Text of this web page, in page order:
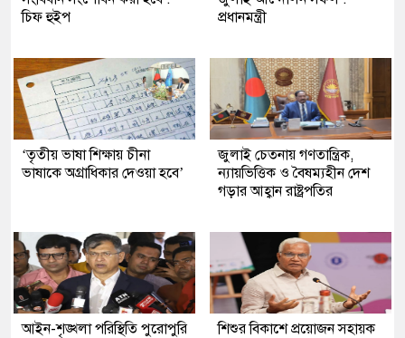
চিফ হুইপ
প্রধানমন্ত্রী
‘তৃতীয় ভাষা শিক্ষায় চীনা
ভাষাকে অগ্রাধিকার দেওয়া হবে’
জুলাই চেতনায় গণতান্ত্রিক,
ন্যায়ভিত্তিক ও বৈষম্যহীন দেশ
গড়ার আহ্বান রাষ্ট্রপতির
আইন-শৃঙ্খলা পরিস্থিতি পুরোপুরি
শিশুর বিকাশে প্রয়োজন সহায়ক